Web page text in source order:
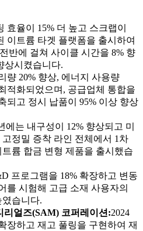
효율이 15% 더 높고 스크랩이
이트륨 타겟 플랫폼을 출시하여
반에 걸쳐 사이클 시간을 8% 향
상시켰습니다.
량 20% 향상, 에너지 사용량
적화되었으며, 공급업체 통합을
되고 정시 납품이 95% 이상 향상
에는 내구성이 12% 향상되고 미
정밀 증착 라인 전체에서 1차
륨 합금 변형 제품을 출시했습
프로그램을 18% 확장하고 변동
를 시험해 고급 소재 사용자의
였습니다.
리얼즈(SAM) 코퍼레이션:2024
장하고 재고 풀링을 구현하여 재